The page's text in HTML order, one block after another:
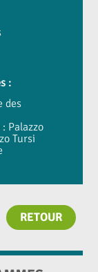
:
des
Palazzo
Tursi
RETOUR